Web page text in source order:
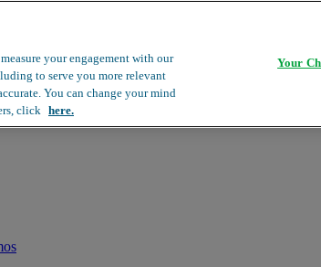
your engagement with our
to serve you more relevant
You can change your mind
click here.
Your